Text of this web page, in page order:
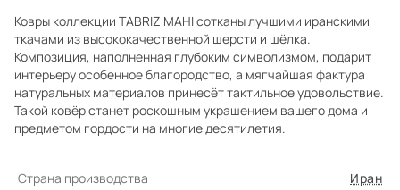
Ковры коллекции TABRIZ MAHI сотканы лучшими иранскими
ткачами из высококачественной шерсти и шёлка.
Композиция, наполненная глубоким символизмом, подарит
интерьеру особенное благородство, а мягчайшая фактура
натуральных материалов принесёт тактильное удовольствие.
Такой ковёр станет роскошным украшением вашего дома и
предметом гордости на многие десятилетия.
Страна производства Иран